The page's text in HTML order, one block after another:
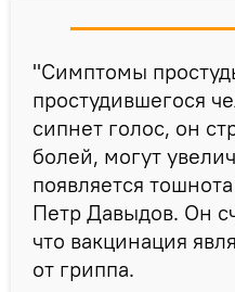
"Симптомы
простудившегося
сипнет голос, он
болей, могут
появляется
Петр Давыдов. Он
что вакцинация
от гриппа.